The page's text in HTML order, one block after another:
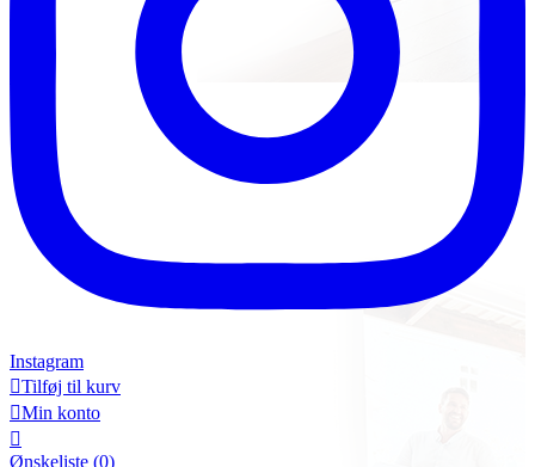
Instagram
Tilføj til kurv
Min konto

Ønskeliste (0)